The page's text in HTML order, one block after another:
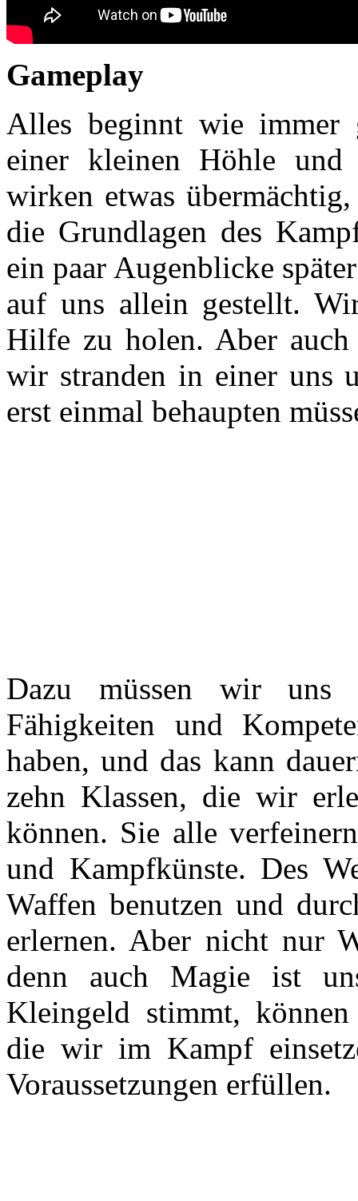
Gameplay
Alles beginnt wie immer
einer kleinen Höhle
wirken etwas
die Grundlagen des
ein paar Augenblicke
auf uns allein gestellt.
Hilfe zu holen. Aber
wir stranden in einer uns
erst einmal behaupten
Dazu müssen wir
Fähigkeiten und
haben, und das kann
zehn Klassen, die wir
können. Sie alle
und Kampfkünste. Des
Waffen benutzen und
erlernen. Aber nicht nur
denn auch Magie ist
Kleingeld stimmt,
die wir im Kampf
Voraussetzungen erfüllen.